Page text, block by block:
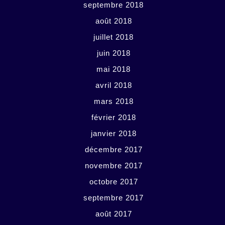
septembre 2018
août 2018
juillet 2018
juin 2018
mai 2018
avril 2018
mars 2018
février 2018
janvier 2018
décembre 2017
novembre 2017
octobre 2017
septembre 2017
août 2017